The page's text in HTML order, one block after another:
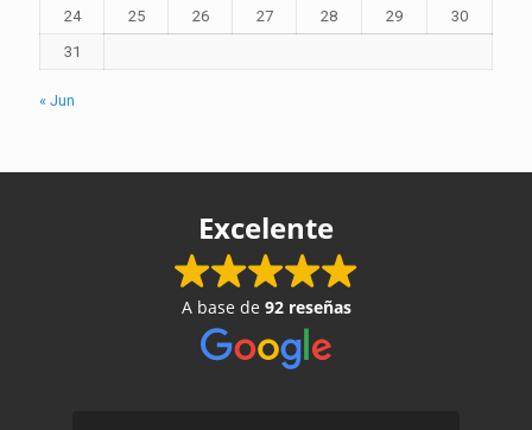
24
25 26 27 28 29
30
31
« Jun
Excelente
A base de 92 reseñas